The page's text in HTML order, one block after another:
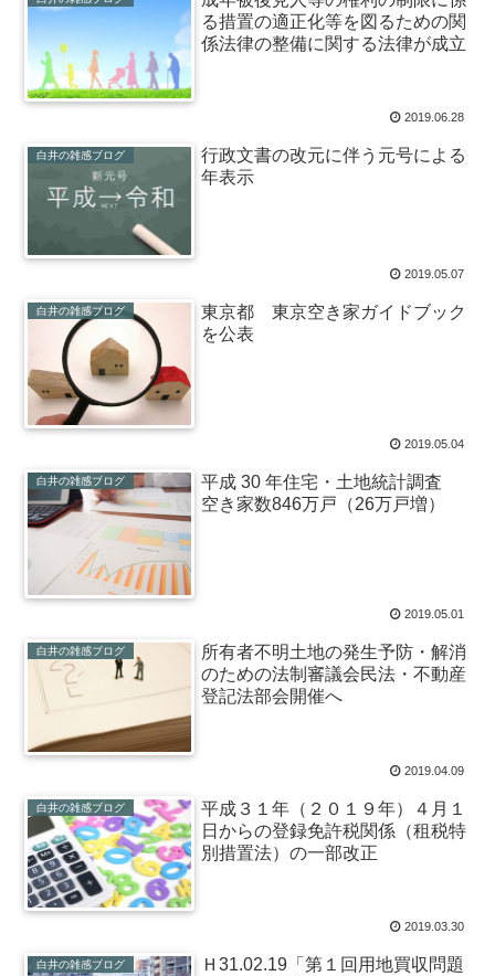
る措置の適正化等を図るための関
係法律の整備に関する法律が成立
2019.06.28
白井の雑感ブログ
行政文書の改元に伴う元号による
年表示
2019.05.07
白井の雑感ブログ
東京都 東京空き家ガイドブック
を公表
2019.05.04
白井の雑感ブログ
平成 30 年住宅・土地統計調査
空き家数846万戸（26万戸増）
2019.05.01
白井の雑感ブログ
所有者不明土地の発生予防・解消
のための法制審議会民法・不動産
登記法部会開催へ
2019.04.09
白井の雑感ブログ
平成３１年（２０１９年）４月１
日からの登録免許税関係（租税特
別措置法）の一部改正
2019.03.30
白井の雑感ブログ
Ｈ31.02.19「第１回用地買収問題